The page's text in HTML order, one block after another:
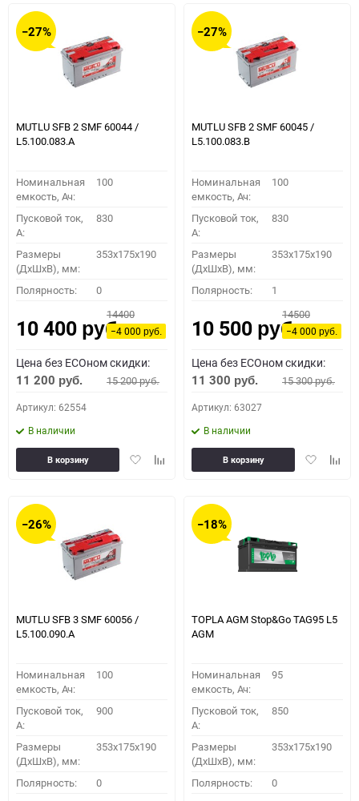
−27%
MUTLU SFB 2 SMF 60044 /
L5.100.083.A
Номинальная
емкость, Ач:
100
Пусковой ток,
A:
830
Размеры
(ДхШхВ), мм:
353x175x190
Полярность: 0
10 400 руб.
14400
−4 000руб.
Цена без ECOном скидки:
11 200 руб. 15 200руб.
Артикул: 62554
В наличии
ДобавитьДобавить
В корзину
−27%
MUTLU SFB 2 SMF 60045 /
L5.100.083.B
Номинальная
емкость, Ач:
100
Пусковой ток,
A:
830
Размеры
(ДхШхВ), мм:
353x175x190
Полярность: 1
10 500 руб.
14500
−4 000руб.
Цена без ECOном скидки:
11 300 руб. 15 300руб.
Артикул: 63027
В наличии
Добавить
В корзину
−26%
MUTLU SFB 3 SMF 60056 /
L5.100.090.A
Номинальная
емкость, Ач:
100
Пусковой ток,
A:
900
Размеры
(ДхШхВ), мм:
353x175x190
Полярность: 0
−18%
TOPLA AGM Stop&Go TAG95 L5
AGM
Номинальная
емкость, Ач:
95
Пусковой ток,
A:
850
Размеры
(ДхШхВ), мм:
353x175x190
Полярность: 0